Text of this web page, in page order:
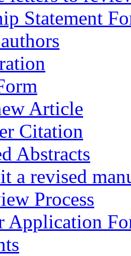
Statement
Article
Citation
Abstracts
a revised
Process
Application